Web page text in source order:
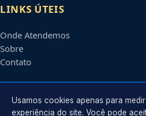
LINKS ÚTEIS
Onde Atendemos
Sobre
Contato
CONTATO
Usamos cookies apenas para
experiência do site. Você pode